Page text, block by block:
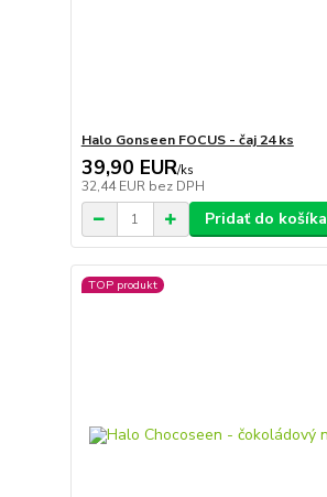
Halo Gonseen FOCUS - čaj 24 ks
39,90 EUR/ks
32,44 EUR bez DPH
Pridať do košíka
TOP produkt